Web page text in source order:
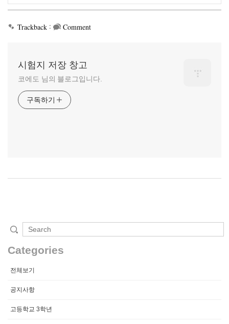
Trackback : Comment
시험지 저장 창고
코에도 님의 블로그입니다.
구독하기
Categories
전체보기
공지사항
고등학교 3학년